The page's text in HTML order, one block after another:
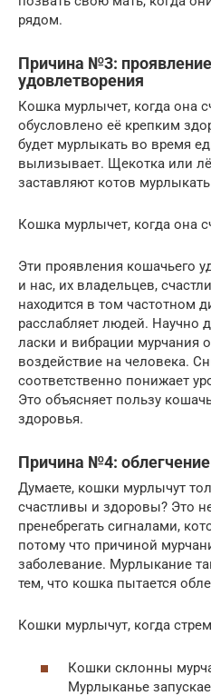
рядом.
Причина №3:
удовлетворения
Кошка мурлычет, когда она
обусловлено её крепким
будет мурлыкать во время
вылизывает. Щекотка или
заставляют котов
Кошка мурлычет, когда она
Эти проявления кошачьего
и нас, их владельцев,
находится в том частотном
расслабляет людей. Научно
ласки и вибрации мурчания
воздействие на человека.
соответственно понижает
Это объясняет пользу
здоровья.
Причина №4:
Думаете, кошки мурлычут
счастливы и здоровы? Это
пренебрегать сигналами,
потому что причиной
заболевание. Мурлыкание
тем, что кошка пытается
Кошки мурлычут, когда
Кошки склонны
Мурлыканье